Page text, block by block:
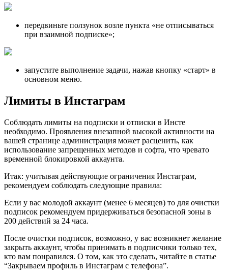
передвиньте ползунок возле пункта «не отписываться
при взаимной подписке»;
запустите выполнение задачи, нажав кнопку «старт» в
основном меню.
Лимиты в Инстаграм
Соблюдать лимиты на подписки и отписки в Инсте
необходимо. Проявления внезапной высокой активности на
вашей странице администрация может расценить, как
использование запрещенных методов и софта, что чревато
временной блокировкой аккаунта.
Итак: учитывая действующие ограничения Инстаграм,
рекомендуем соблюдать следующие правила:
Если у вас молодой аккаунт (менее 6 месяцев) то для очистки
подписок рекомендуем придерживаться безопасной зоны в
200 действий за 24 часа.
После очистки подписок, возможно, у вас возникнет желание
закрыть аккаунт, чтобы принимать в подписчики только тех,
кто вам понравился. О том, как это сделать, читайте в статье
“Закрываем профиль в Инстаграм с телефона”.